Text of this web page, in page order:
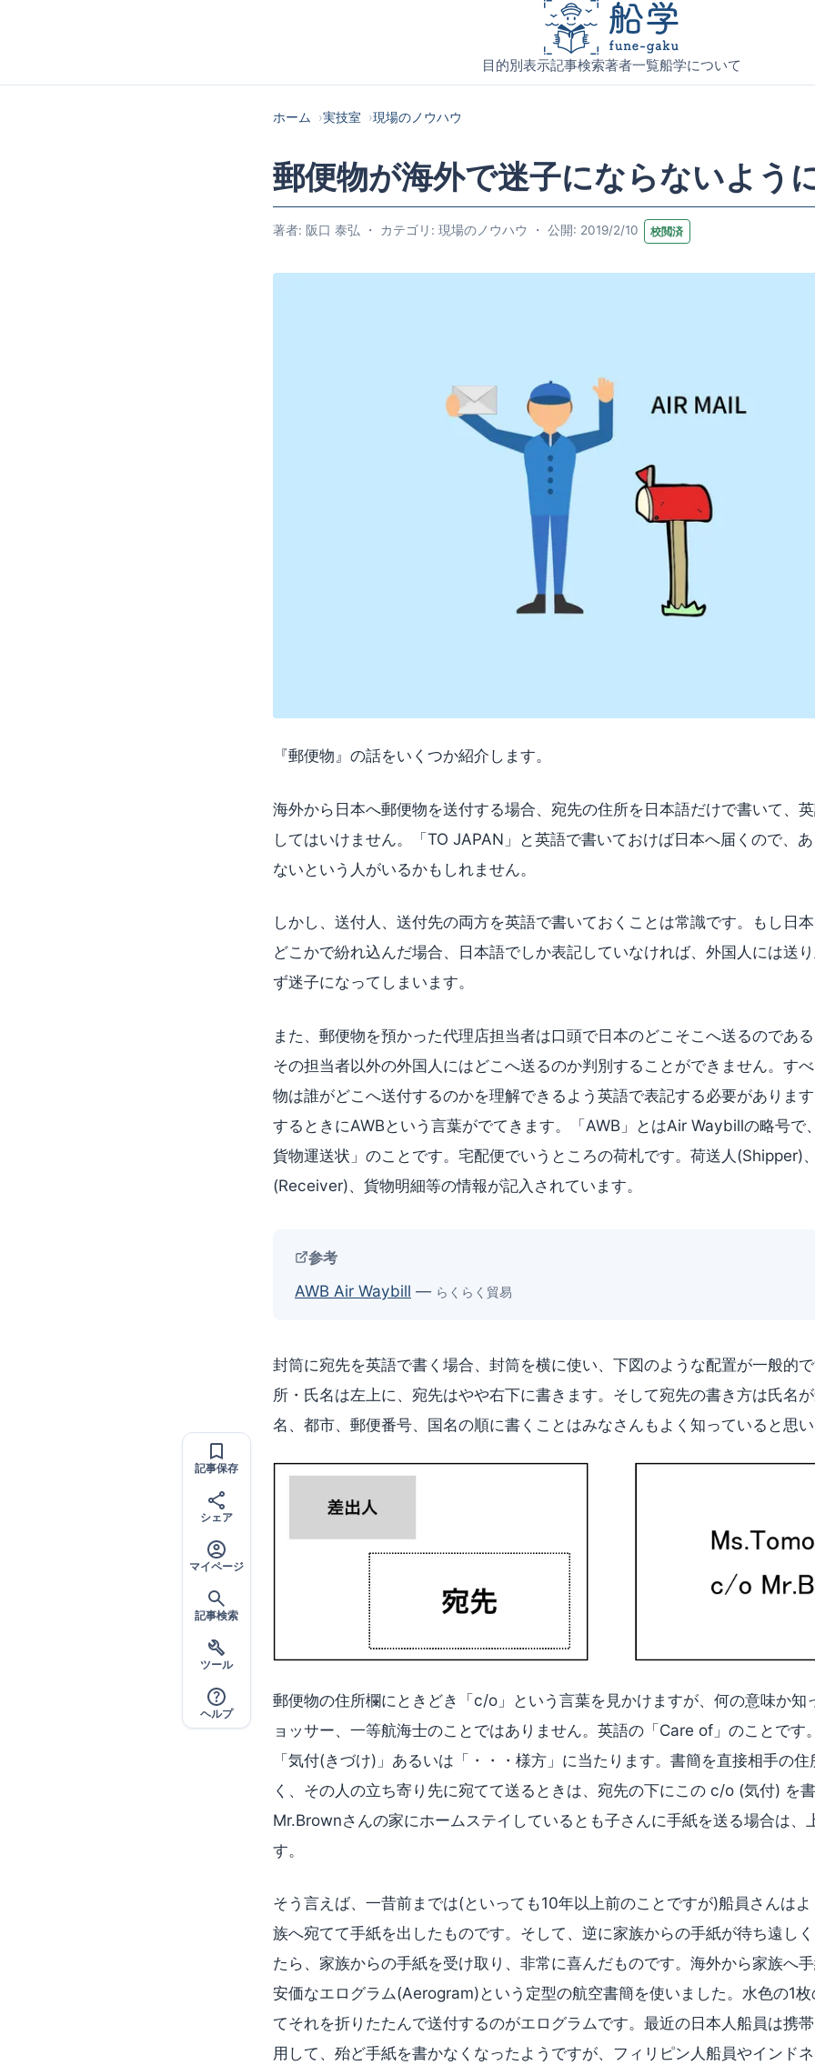
目的別表示記事検索著者一覧船学について
記事保存
シェア
マイページ
記事検索
ツール
ヘルプ
ホーム 実技室 現場のノウハウ
郵便物が海外で迷子にならないよう
著者: 阪口 泰弘 ・ カテゴリ: 現場のノウハウ ・ 公開: 2019/2/10 校閲済
『郵便物』の話をいくつか紹介します。
海外から日本へ郵便物を送付する場合、宛先の住所を日本語だけで書いて、
してはいけません。「TO JAPAN」と英語で書いておけば日本へ届くので、
ないという人がいるかもしれません。
しかし、送付人、送付先の両方を英語で書いておくことは常識です。もし日
どこかで紛れ込んだ場合、日本語でしか表記していなければ、外国人には送
ず迷子になってしまいます。
また、郵便物を預かった代理店担当者は口頭で日本のどこそこへ送るのであ
その担当者以外の外国人にはどこへ送るのか判別することができません。す
物は誰がどこへ送付するのかを理解できるよう英語で表記する必要がありま
するときにAWBという言葉がでてきます。「AWB」とはAir Waybillの略号で
貨物運送状」のことです。宅配便でいうところの荷札です。荷送人(Shipper)
(Receiver)、貨物明細等の情報が記入されています。
参考
AWB Air Waybill — らくらく貿易
封筒に宛先を英語で書く場合、封筒を横に使い、下図のような配置が一般的
所・氏名は左上に、宛先はやや右下に書きます。そして宛先の書き方は氏名
名、都市、郵便番号、国名の順に書くことはみなさんもよく知っていると思
郵便物の住所欄にときどき「c/o」という言葉を見かけますが、何の意味か知
ョッサー、一等航海士のことではありません。英語の「Care of」のことです
「気付(きづけ)」あるいは「・・・様方」に当たります。書簡を直接相手の
く、その人の立ち寄り先に宛てて送るときは、宛先の下にこの c/o (気付) を
Mr.Brownさんの家にホームステイしているとも子さんに手紙を送る場合は、
す。
そう言えば、一昔前までは(といっても10年以上前のことですが)船員さんは
族へ宛てて手紙を出したものです。そして、逆に家族からの手紙が待ち遠し
たら、家族からの手紙を受け取り、非常に喜んだものです。海外から家族へ
安価なエログラム(Aerogram)という定型の航空書簡を使いました。水色の1
てそれを折りたたんで送付するのがエログラムです。最近の日本人船員は携
用して、殆ど手紙を書かなくなったようですが、フィリピン人船員やインド